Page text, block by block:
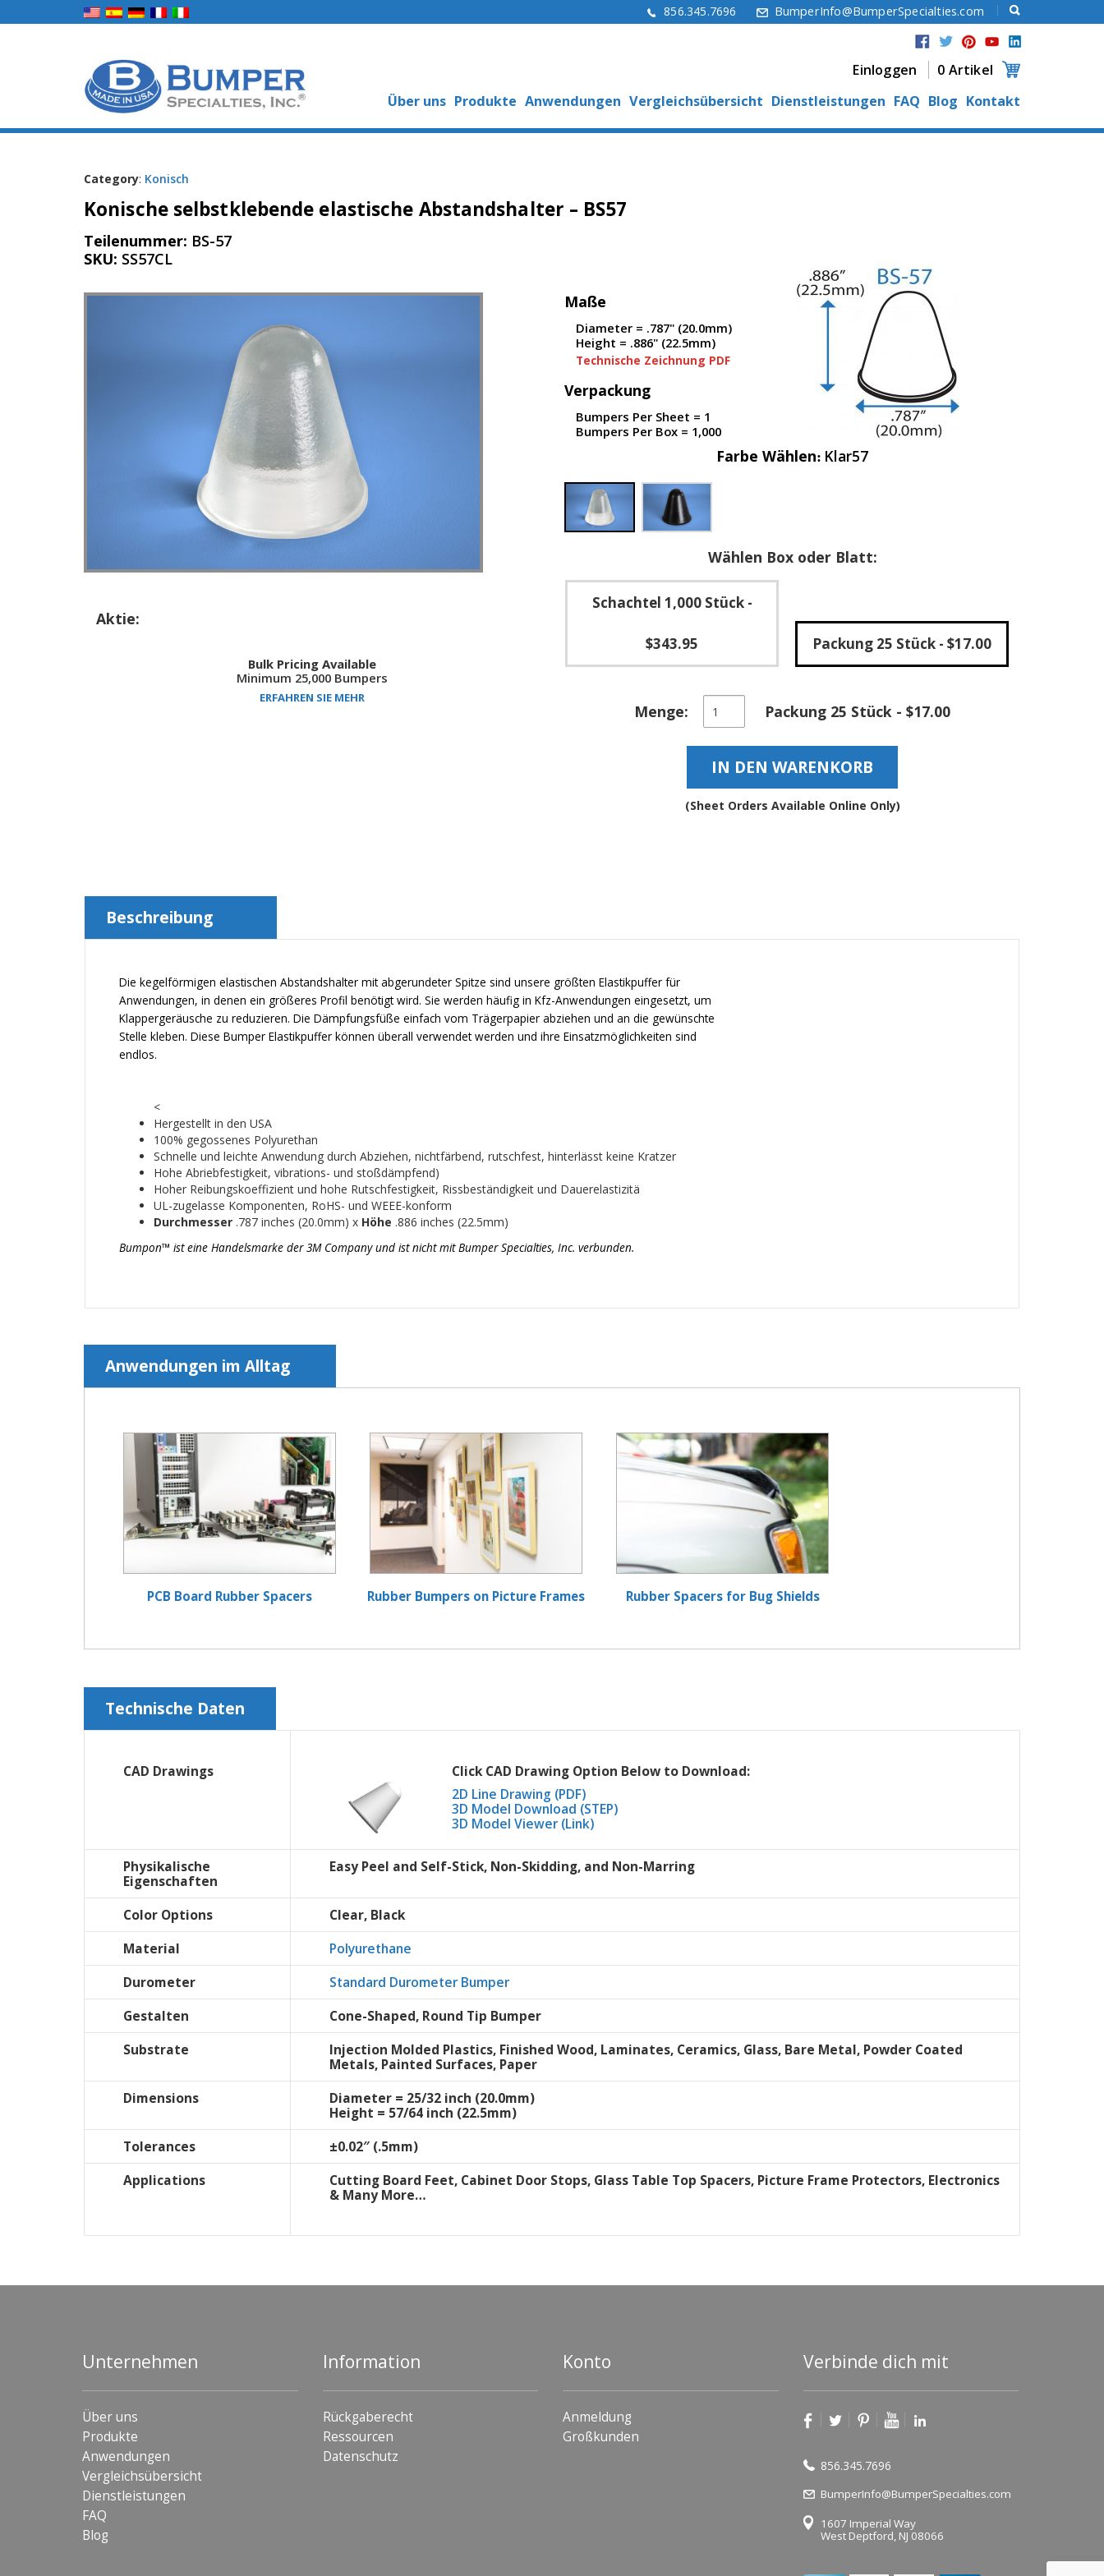
856.345.7696 BumperInfo@BumperSpecialties.com
Einloggen
0 Artikel
Über uns Produkte Anwendungen Vergleichsübersicht Dienstleistungen FAQ Blog Kontakt
Category: Konisch
Konische selbstklebende elastische Abstandshalter – BS57
Teilenummer: BS-57
SKU: SS57CL
Aktie:
Bulk Pricing Available
Minimum 25,000 Bumpers
ERFAHREN SIE MEHR
Maße
Diameter = .787" (20.0mm)
Height = .886" (22.5mm)
Technische Zeichnung PDF
Verpackung
Bumpers Per Sheet = 1
Bumpers Per Box = 1,000
Farbe Wählen Klar57
Wählen Box oder Blatt:
Schachtel 1,000 Stück-
$343.95 Packung 25 Stück - $17.00
Menge:
Konische
selbstklebende
Abstandshalter
Menge
Packung 25 Stück - $17.00
IN DEN WARENKORB
(Sheet Orders Available Online Only)
Beschreibung
Die kegelförmigen elastischen Abstandshalter mit abgerundeter Spitze sind unsere größten Elastikpuffer für
Anwendungen, in denen ein größeres Profil benötigt wird. Sie werden häufig in Kfz-Anwendungen eingesetzt, um
Klappergeräusche zu reduzieren. Die Dämpfungsfüße einfach vom Trägerpapier abziehen und an die gewünschte
Stelle kleben. Diese Bumper Elastikpuffer können überall verwendet werden und ihre Einsatzmöglichkeiten sind
endlos.
<
Hergestellt in den USA
100% gegossenes Polyurethan
Schnelle und leichte Anwendung durch Abziehen, nichtfärbend, rutschfest, hinterlässt keine Kratzer
Hohe Abriebfestigkeit, vibrations- und stoßdämpfend)
Hoher Reibungskoeffizient und hohe Rutschfestigkeit, Rissbeständigkeit und Dauerelastizitä
UL-zugelasse Komponenten, RoHS- und WEEE-konform
Durchmesser .787 inches (20.0mm) x Höhe .886 inches (22.5mm)
Bumpon™ ist eine Handelsmarke der 3M Company und ist nicht mit Bumper Specialties, Inc. verbunden.
Anwendungen im Alltag
PCB Board Rubber Spacers Rubber Bumpers on Picture Frames Rubber Spacers for Bug Shields
Technische Daten
CAD Drawings
Click CAD Drawing Option Below to Download:
2D Line Drawing (PDF)
3D Model Download (STEP)
3D Model Viewer (Link)
Physikalische
Eigenschaften
Easy Peel and Self-Stick, Non-Skidding, and Non-Marring
Color Options
Clear, Black
Material
Polyurethane
Durometer
Standard Durometer Bumper
Gestalten
Cone-Shaped, Round Tip Bumper
Substrate
Injection Molded Plastics, Finished Wood, Laminates, Ceramics, Glass, Bare Metal, Powder Coated
Metals, Painted Surfaces, Paper
Dimensions
Diameter = 25/32 inch (20.0mm)
Height = 57/64 inch (22.5mm)
Tolerances
±0.02″ (.5mm)
Applications
Cutting Board Feet, Cabinet Door Stops, Glass Table Top Spacers, Picture Frame Protectors, Electronics
& Many More…
Unternehmen
Über uns
Produkte
Anwendungen
Vergleichsübersicht
Dienstleistungen
FAQ
Blog
Information
Rückgaberecht
Ressourcen
Datenschutz
Konto
Anmeldung
Großkunden
Verbinde dich mit
856.345.7696
BumperInfo@BumperSpecialties.com
1607 Imperial Way
West Deptford, NJ 08066